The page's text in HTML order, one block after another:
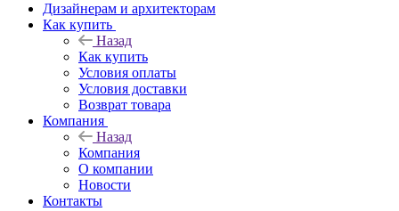
Дизайнерам и архитекторам
Как купить
Назад
Как купить
Условия оплаты
Условия доставки
Возврат товара
Компания
Назад
Компания
О компании
Новости
Контакты